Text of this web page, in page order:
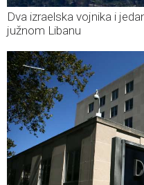
Dva izraelska vojnika i
južnom Libanu